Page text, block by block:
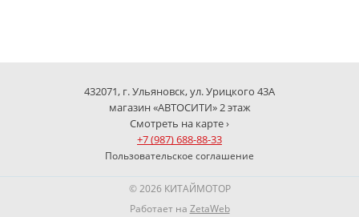
432071, г. Ульяновск, ул. Урицкого 43А
магазин «АВТОСИТИ» 2 этаж
Смотреть на карте ›
+7 (987) 688-88-33
Пользовательское соглашение
© 2026 КИТАЙМОТОР
Работает на ZetaWeb